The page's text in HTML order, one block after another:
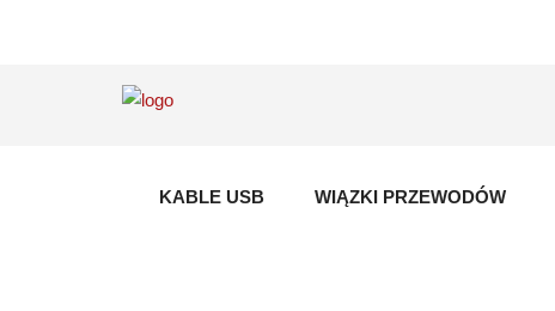
KABLE USB WIĄZKI PRZEWODÓW